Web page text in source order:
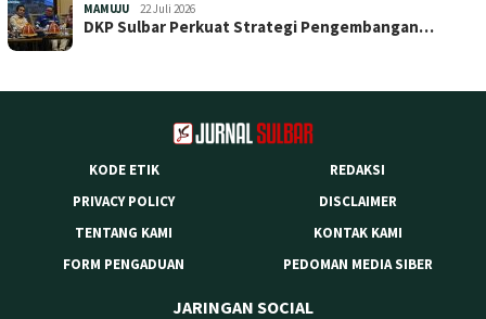
MAMUJU 22 Juli 2026
DKP Sulbar Perkuat Strategi Pengembangan…
KODE ETIK
REDAKSI
PRIVACY POLICY
DISCLAIMER
TENTANG KAMI
KONTAK KAMI
FORM PENGADUAN
PEDOMAN MEDIA SIBER
JARINGAN SOCIAL